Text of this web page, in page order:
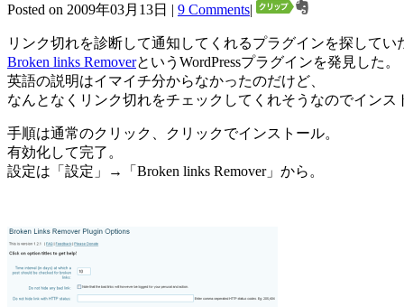
Posted on 2009年03月13日 | 9 Comments|
リンク切れを診断して通知してくれるプラグインを探してい
Broken links RemoverというWordPressプラグインを発見した。
英語の説明はイマイチ分からなかったのだけど、
なんとなくリンク切れをチェックしてくれそうなのでインス
手順は通常のクリック、クリックでインストール。
有効化して完了。
設定は「設定」→「Broken links Remover」から。